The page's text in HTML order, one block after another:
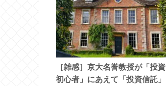
［雑感］京大名誉教授が「投資
初心者」にあえて「投資信託」